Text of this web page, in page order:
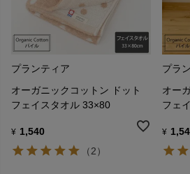
プランティア
オーガニックコットン ドット
フェイスタオル 33×80
¥ 1,540
（2）
プラ
オー
フェ
¥